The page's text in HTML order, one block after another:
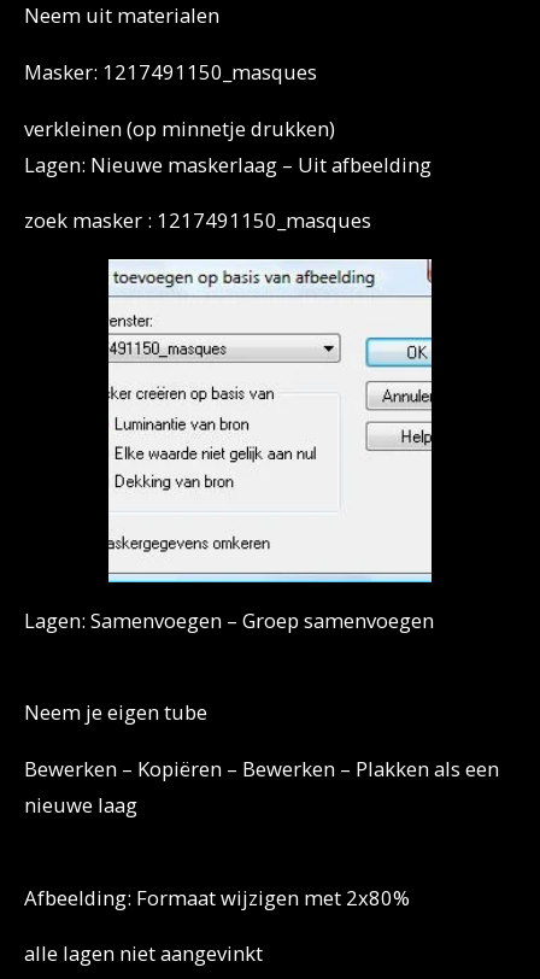
Neem uit materialen
Masker: 1217491150_masques
verkleinen (op minnetje drukken)
Lagen: Nieuwe maskerlaag – Uit afbeelding
zoek masker : 1217491150_masques
Lagen: Samenvoegen – Groep samenvoegen
Neem je eigen tube
Bewerken – Kopiëren – Bewerken – Plakken als een
nieuwe laag
Afbeelding: Formaat wijzigen met 2x80%
alle lagen niet aangevinkt